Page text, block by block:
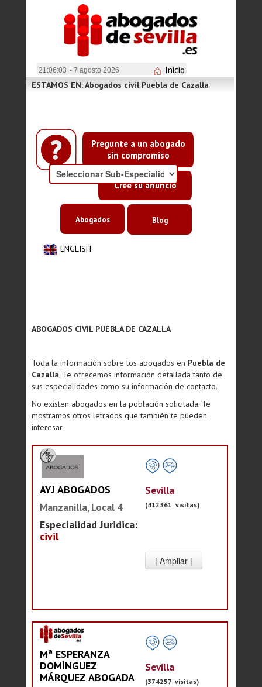
21:06:03 - 7 agosto 2026 Inicio
Pregunte a un abogado
sin compromiso
Cree su anuncio
ESTAMOS EN: Abogados civil Puebla de Cazalla
ENGLISH
Abogados Blog
ABOGADOS CIVIL PUEBLA DE CAZALLA
Toda la información sobre los abogados en Puebla de
Cazalla. Te ofrecemos información detallada tanto de
sus especialidades como su información de contacto.
No existen abogados en la población solicitada. Te
mostramos otros letrados que también te pueden
interesar.
AYJ ABOGADOS
Manzanilla, Local 4
Especialidad Juridica:
civil
Sevilla
(412361 visitas)
Mª ESPERANZA
DOMÍNGUEZ
MÁRQUEZ ABOGADA
Sevilla
(374257 visitas)